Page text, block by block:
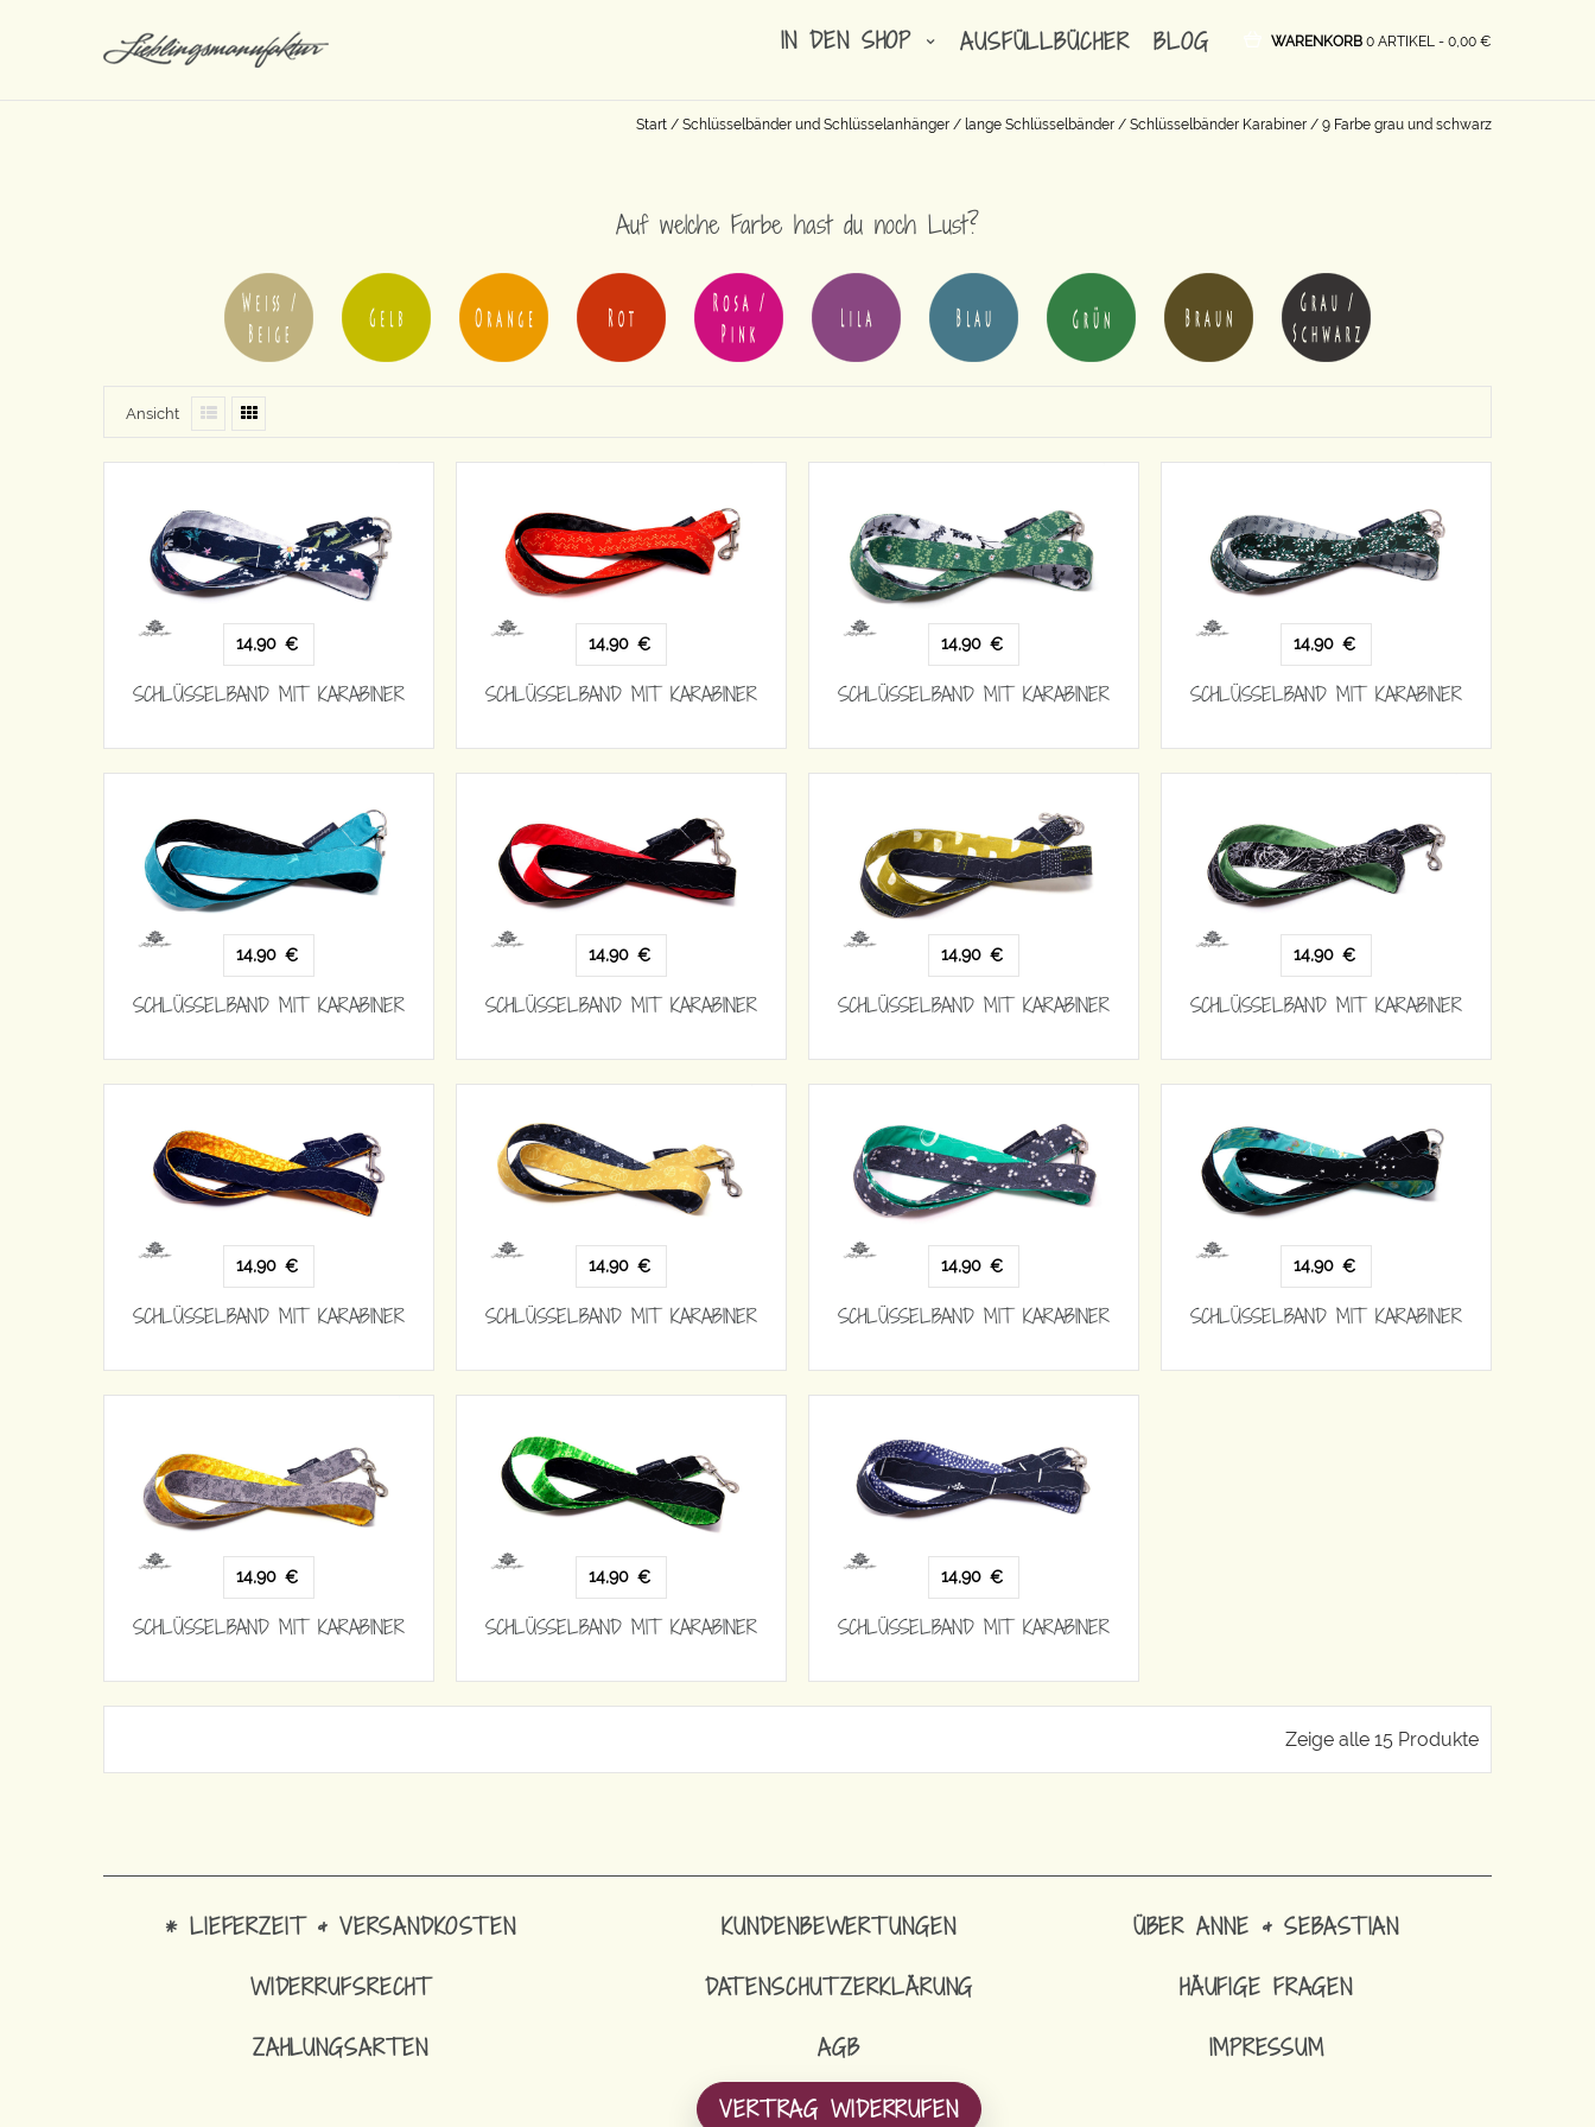
IN DEN SHOP AUSFÜLLBÜCHER BLOG WARENKORB 0 ARTIKEL - 0,00 €
Start / Schlüsselbänder und Schlüsselanhänger / lange Schlüsselbänder / Schlüsselbänder Karabiner / 9 Farbe grau und schwarz
Auf welche Farbe hast du noch Lust?
Ansicht
14,90 €
SCHLÜSSELBAND MIT KARABINER
14,90 €
SCHLÜSSELBAND MIT KARABINER
14,90 €
SCHLÜSSELBAND MIT KARABINER
14,90 €
SCHLÜSSELBAND MIT KARABINER
14,90 €
SCHLÜSSELBAND MIT KARABINER
14,90 €
SCHLÜSSELBAND MIT KARABINER
14,90 €
SCHLÜSSELBAND MIT KARABINER
14,90 €
SCHLÜSSELBAND MIT KARABINER
14,90 €
SCHLÜSSELBAND MIT KARABINER
14,90 €
SCHLÜSSELBAND MIT KARABINER
14,90 €
SCHLÜSSELBAND MIT KARABINER
14,90 €
SCHLÜSSELBAND MIT KARABINER
14,90 €
SCHLÜSSELBAND MIT KARABINER
14,90 €
SCHLÜSSELBAND MIT KARABINER
14,90 €
SCHLÜSSELBAND MIT KARABINER
Zeige alle 15 Produkte
* LIEFERZEIT & VERSANDKOSTEN
WIDERRUFSRECHT
ZAHLUNGSARTEN
KUNDENBEWERTUNGEN
DATENSCHUTZERKLÄRUNG
AGB
VERTRAG WIDERRUFEN
ÜBER ANNE & SEBASTIAN
HÄUFIGE FRAGEN
IMPRESSUM